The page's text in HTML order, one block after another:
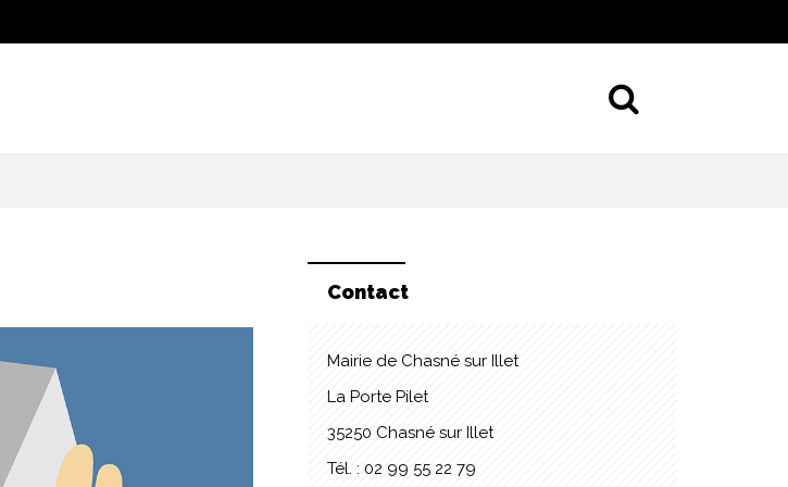
Contact
Mairie de Chasné sur Illet
La Porte Pilet
35250 Chasné sur Illet
Tél. : 02 99 55 22 79